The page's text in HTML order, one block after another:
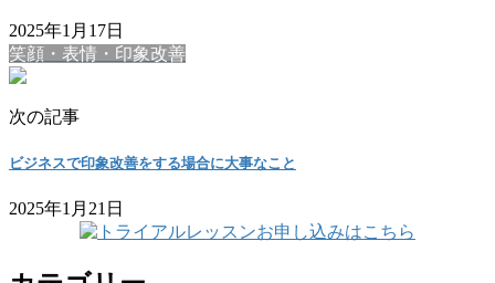
2025年1月17日
笑顔・表情・印象改善
次の記事
ビジネスで印象改善をする場合に大事なこと
2025年1月21日